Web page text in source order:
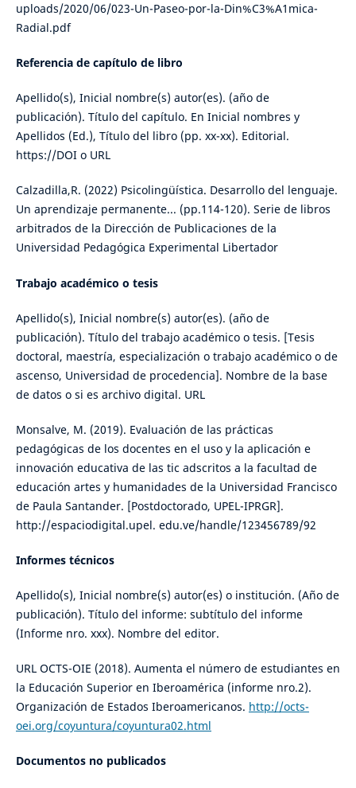
uploads/2020/06/023-Un-Paseo-por-la-Din%C3%A1mica-
Radial.pdf
Referencia de capítulo de libro
Apellido(s), Inicial nombre(s) autor(es). (año de
publicación). Título del capítulo. En Inicial nombres y
Apellidos (Ed.), Título del libro (pp. xx-xx). Editorial.
https://DOI o URL
Calzadilla,R. (2022) Psicolingüística. Desarrollo del lenguaje.
Un aprendizaje permanente... (pp.114-120). Serie de libros
arbitrados de la Dirección de Publicaciones de la
Universidad Pedagógica Experimental Libertador
Trabajo académico o tesis
Apellido(s), Inicial nombre(s) autor(es). (año de
publicación). Título del trabajo académico o tesis. [Tesis
doctoral, maestría, especialización o trabajo académico o de
ascenso, Universidad de procedencia]. Nombre de la base
de datos o si es archivo digital. URL
Monsalve, M. (2019). Evaluación de las prácticas
pedagógicas de los docentes en el uso y la aplicación e
innovación educativa de las tic adscritos a la facultad de
educación artes y humanidades de la Universidad Francisco
de Paula Santander. [Postdoctorado, UPEL-IPRGR].
http://espaciodigital.upel. edu.ve/handle/123456789/92
Informes técnicos
Apellido(s), Inicial nombre(s) autor(es) o institución. (Año de
publicación). Título del informe: subtítulo del informe
(Informe nro. xxx). Nombre del editor.
URL OCTS-OIE (2018). Aumenta el número de estudiantes en
la Educación Superior en Iberoamérica (informe nro.2).
Organización de Estados Iberoamericanos. http://octs-
oei.org/coyuntura/coyuntura02.html
Documentos no publicados